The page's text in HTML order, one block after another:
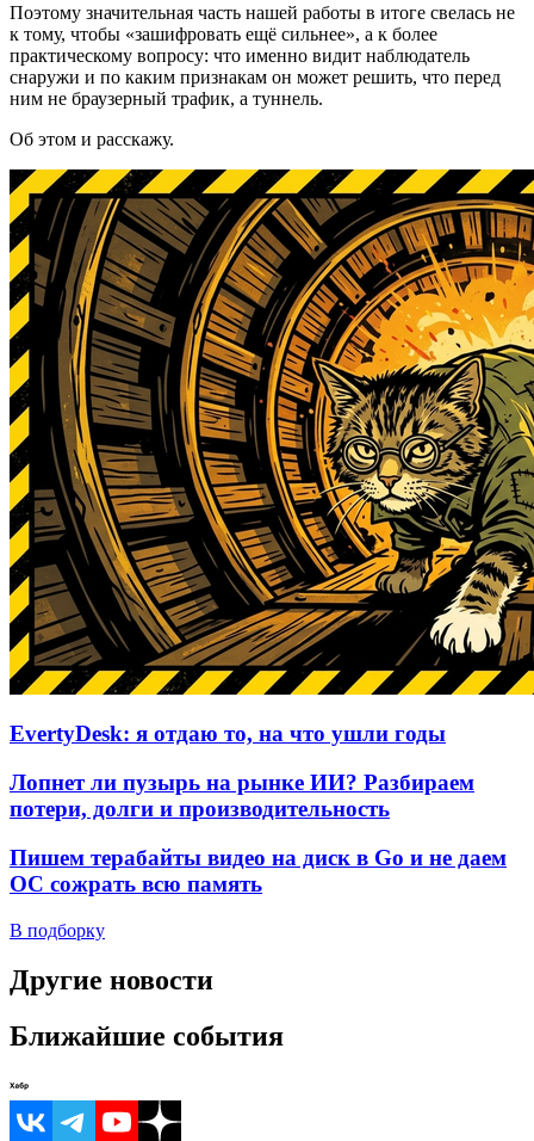
Поэтому значительная часть нашей работы в итоге свелась не
к тому, чтобы «зашифровать ещё сильнее», а к более
практическому вопросу: что именно видит наблюдатель
снаружи и по каким признакам он может решить, что перед
ним не браузерный трафик, а туннель.
Об этом и расскажу.
EvertyDesk: я отдаю то, на что ушли годы
Лопнет ли пузырь на рынке ИИ? Разбираем
потери, долги и производительность
Пишем терабайты видео на диск в Go и не даем
ОС сожрать всю память
В подборку
Другие новости
Ближайшие события